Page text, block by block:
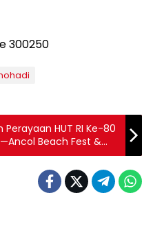
HUT RI Ke-80
Beach Fest &